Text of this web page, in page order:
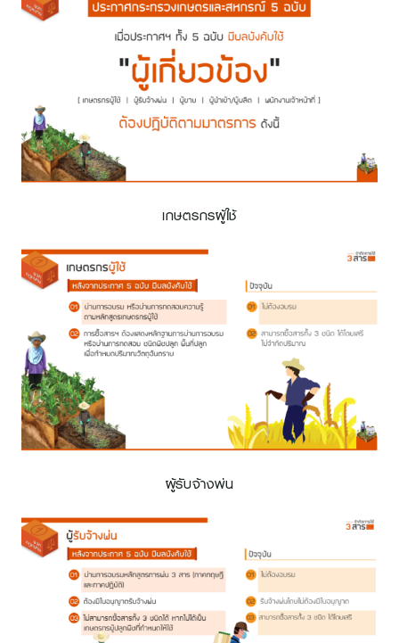
เกษตรกรผู้ใช้
ผู้รับจ้างพ่น